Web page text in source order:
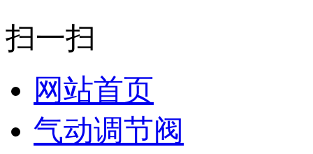
扫一扫
网站首页
气动调节阀